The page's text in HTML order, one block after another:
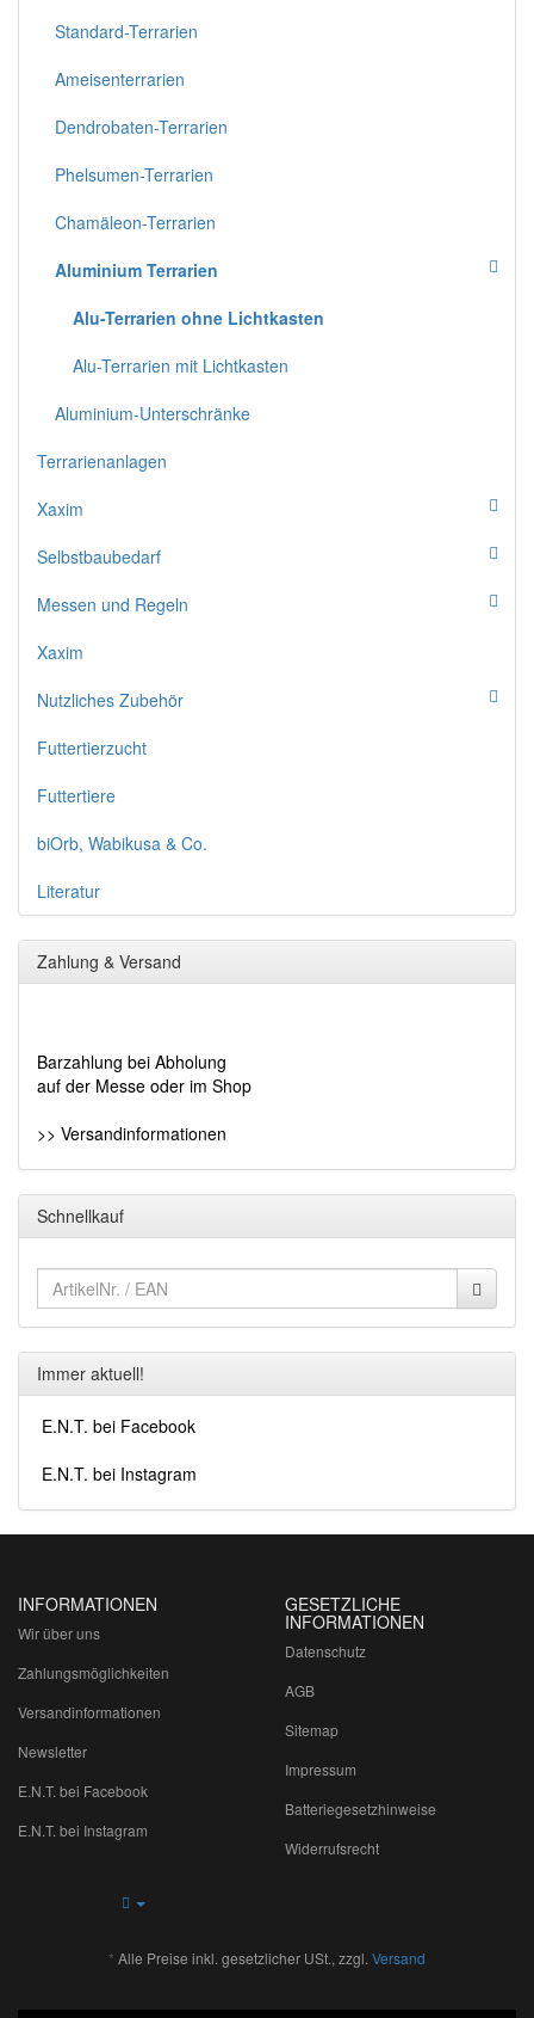
Standard-Terrarien
Ameisenterrarien
Dendrobaten-Terrarien
Phelsumen-Terrarien
Chamäleon-Terrarien
Aluminium Terrarien
Alu-Terrarien ohne Lichtkasten
Alu-Terrarien mit Lichtkasten
Aluminium-Unterschränke
Terrarienanlagen
Xaxim
Selbstbaubedarf
Messen und Regeln
Xaxim
Nutzliches Zubehör
Futtertierzucht
Futtertiere
biOrb, Wabikusa & Co.
Literatur
Zahlung & Versand
Barzahlung bei Abholung
auf der Messe oder im Shop
>> Versandinformationen
Schnellkauf
Immer aktuell!
E.N.T. bei Facebook
E.N.T. bei Instagram
INFORMATIONEN
Wir über uns
Zahlungsmöglichkeiten
Versandinformationen
Newsletter
E.N.T. bei Facebook
E.N.T. bei Instagram
GESETZLICHE
INFORMATIONEN
Datenschutz
AGB
Sitemap
Impressum
Batteriegesetzhinweise
Widerrufsrecht
* Alle Preise inkl. gesetzlicher USt., zzgl. Versand